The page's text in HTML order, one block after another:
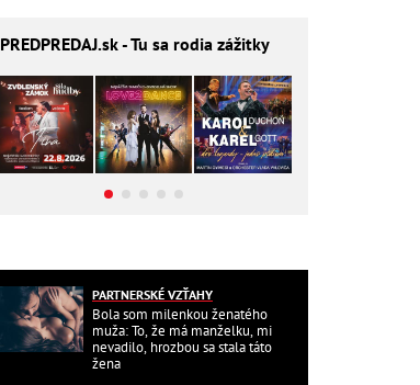
PREDPREDAJ.sk - Tu sa rodia zážitky
PARTNERSKÉ VZŤAHY
Bola som milenkou ženatého
muža: To, že má manželku, mi
nevadilo, hrozbou sa stala táto
žena